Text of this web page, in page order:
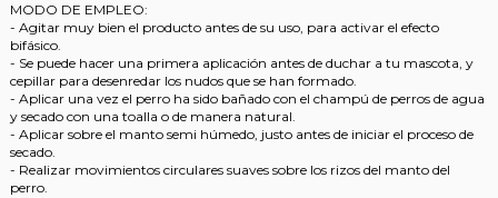
MODO DE EMPLEO:
- Agitar muy bien el producto antes de su uso, para activar el efecto
bifásico.
- Se puede hacer una primera aplicación antes de duchar a tu mascota, y
cepillar para desenredar los nudos que se han formado.
- Aplicar una vez el perro ha sido bañado con el champú de perros de agua
y secado con una toalla o de manera natural.
- Aplicar sobre el manto semi húmedo, justo antes de iniciar el proceso de
secado.
- Realizar movimientos circulares suaves sobre los rizos del manto del
perro.